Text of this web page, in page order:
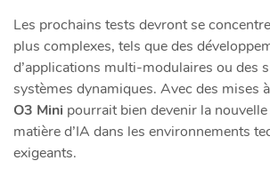
Les prochains tests devront se
plus complexes, tels que des
d’applications multi-modulaires ou des
systèmes dynamiques. Avec des mises
O3 Mini pourrait bien devenir la
matière d’IA dans les environnements
exigeants.